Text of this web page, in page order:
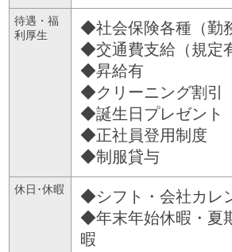
待遇・福
利厚生
◆社会保険各種（勤
◆交通費支給（規定
◆昇給有
◆クリーニング割引
◆誕生日プレゼント
◆正社員登用制度
◆制服貸与
休日･休暇
◆シフト・会社カレ
◆年末年始休暇・夏
暇